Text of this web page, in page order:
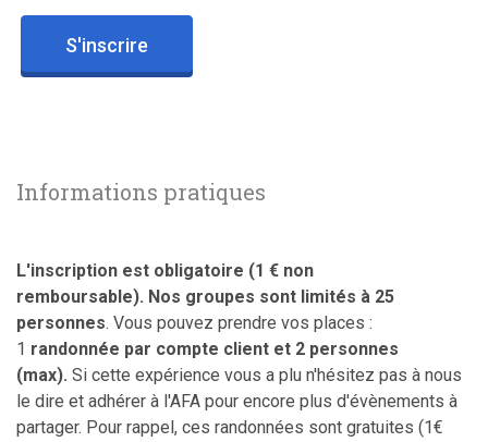
S'inscrire
Informations pratiques
L'inscription est obligatoire (1 € non
remboursable). Nos groupes sont limités à 25
personnes. Vous pouvez prendre vos places :
1 randonnée par compte client et 2 personnes
(max). Si cette expérience vous a plu n'hésitez pas à nous
le dire et adhérer à l'AFA pour encore plus d'évènements à
partager. Pour rappel, ces randonnées sont gratuites (1€